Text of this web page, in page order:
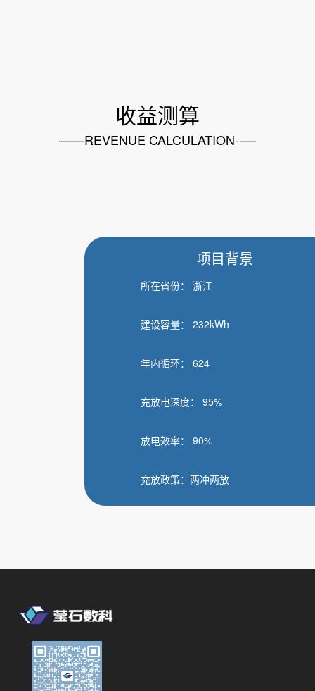
收益测算
——REVENUE CALCULATION--—
项目背景
所在省份： 浙江
建设容量： 232kWh
年内循环： 624
充放电深度： 95%
放电效率： 90%
充放政策：两冲两放